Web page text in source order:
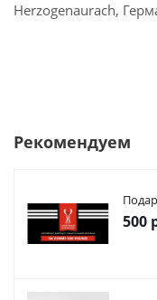
Herzogenaurach,
Рекомендуем
500